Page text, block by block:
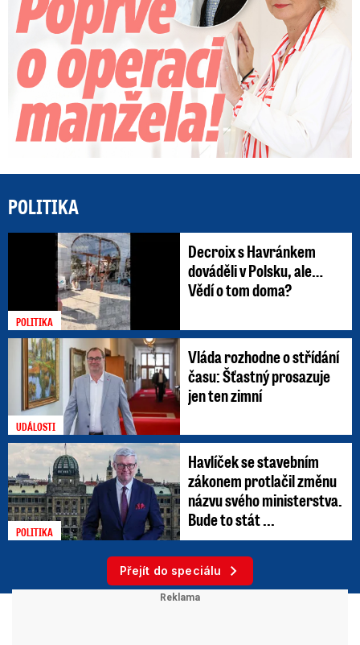
POLITIKA
POLITIKA
Decroix s Havránkem
dováděli v Polsku, ale…
Vědí o tom doma?
UDÁLOSTI
Vláda rozhodne o střídání
času: Šťastný prosazuje
jen ten zimní
POLITIKA
Havlíček se stavebním
zákonem protlačil změnu
názvu svého ministerstva.
Bude to stát ...
Přejít do speciálu